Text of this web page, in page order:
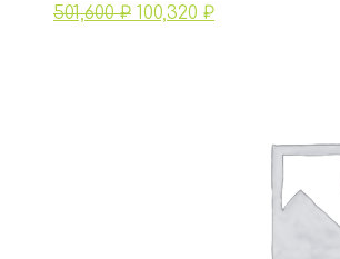
501,600₽ 100,320 ₽